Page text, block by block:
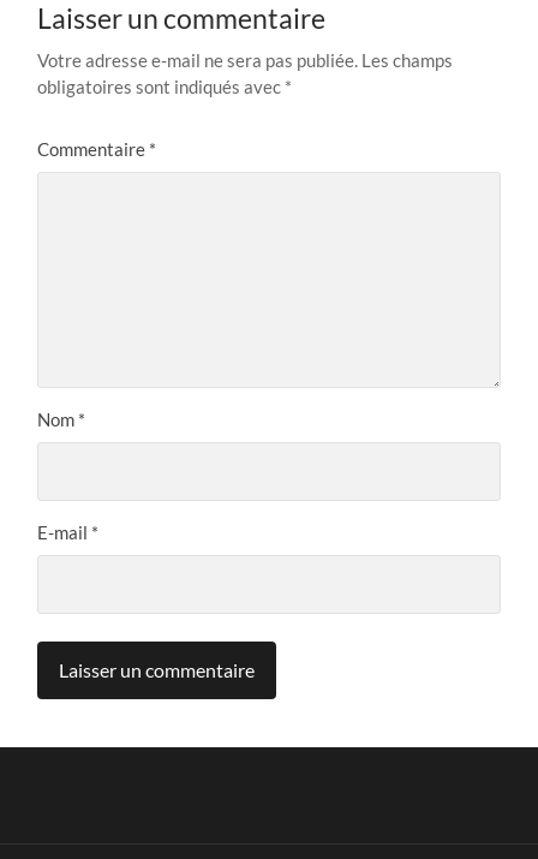
Laisser un commentaire
Votre adresse e-mail ne sera pas publiée. Les champs
obligatoires sont indiqués avec *
Commentaire *
Nom *
E-mail *